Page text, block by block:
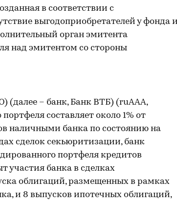
в соответствии с
выгодоприобретателей у фонда
орган эмитента
над эмитентом со стороны
(далее – банк, Банк ВТБ) (ruAAA,
составляет около 1% от
наличными банка по состоянию на
сделок секьюритизации, банк
портфеля кредитов
участия банка в сделках
облигаций, размещенных в рамках
и 8 выпусков ипотечных облигаций,